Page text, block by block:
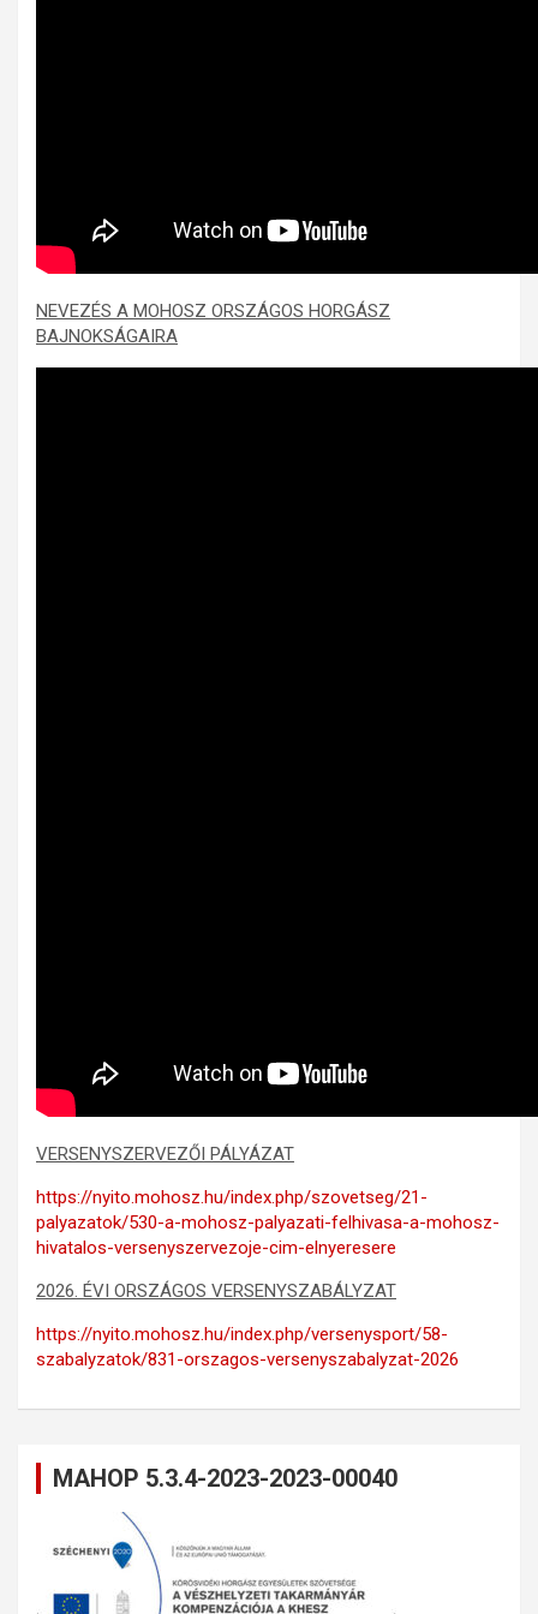
NEVEZÉS A MOHOSZ ORSZÁGOS HORGÁSZ
BAJNOKSÁGAIRA
VERSENYSZERVEZŐI PÁLYÁZAT
https://nyito.mohosz.hu/index.php/szovetseg/21-
palyazatok/530-a-mohosz-palyazati-felhivasa-a-mohosz-
hivatalos-versenyszervezoje-cim-elnyeresere
2026. ÉVI ORSZÁGOS VERSENYSZABÁLYZAT
https://nyito.mohosz.hu/index.php/versenysport/58-
szabalyzatok/831-orszagos-versenyszabalyzat-2026
MAHOP 5.3.4-2023-2023-00040